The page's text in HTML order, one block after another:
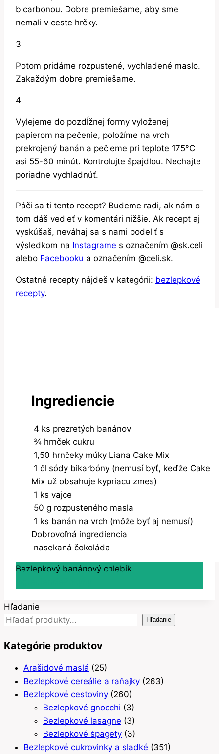
bicarbonou. Dobre premiešame, aby sme
nemali v ceste hrčky.
3
Potom pridáme rozpustené, vychladené maslo.
Zakaždým dobre premiešame.
4
Vylejeme do pozdĺžnej formy vyloženej
papierom na pečenie, položíme na vrch
prekrojený banán a pečieme pri teplote 175°C
asi 55-60 minút. Kontrolujte špajdlou. Nechajte
poriadne vychladnúť.
Páči sa ti tento recept? Budeme radi, ak nám o
tom dáš vedieť v komentári nižšie. Ak recept aj
vyskúšaš, neváhaj sa s nami podeliť s
výsledkom na Instagrame s označením @sk.celi
alebo Facebooku a označením @celi.sk.
Ostatné recepty nájdeš v kategórii: bezlepkové
recepty.
Ingrediencie
4 ks prezretých banánov
¾ hrnček cukru
1,50 hrnčeky múky Liana Cake Mix
1 čl sódy bikarbóny (nemusí byť, keďže Cake
Mix už obsahuje kypriacu zmes)
1 ks vajce
50 g rozpusteného masla
1 ks banán na vrch (môže byť aj nemusí)
Dobrovoľná ingrediencia
nasekaná čokoláda
Bezlepkový banánový chlebík
Hľadanie
Hľadanie
Kategórie produktov
Arašidové maslá (25)
Bezlepkové cereálie a raňajky (263)
Bezlepkové cestoviny (260)
Bezlepkové gnocchi (3)
Bezlepkové lasagne (3)
Bezlepkové špagety (3)
Bezlepkové cukrovinky a sladké (351)